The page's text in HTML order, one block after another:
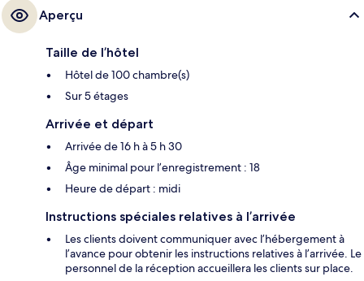
Aperçu
Taille de l’hôtel
Hôtel de 100 chambre(s)
Sur 5 étages
Arrivée et départ
Arrivée de 16 h à 5 h 30
Âge minimal pour l’enregistrement : 18
Heure de départ : midi
Instructions spéciales relatives à l’arrivée
Les clients doivent communiquer avec l’hébergement à
l’avance pour obtenir les instructions relatives à l’arrivée. Le
personnel de la réception accueillera les clients sur place.